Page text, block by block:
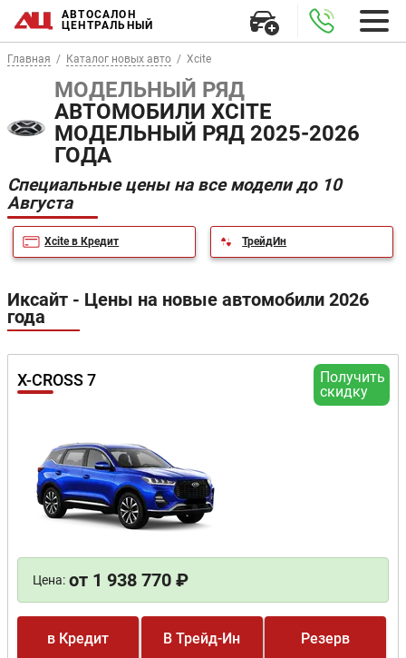
АВТОСАЛОН
ЦЕНТРАЛЬНЫЙ
Главная Каталог новых авто Xcite
МОДЕЛЬНЫЙ РЯД
АВТОМОБИЛИ XCITE
МОДЕЛЬНЫЙ РЯД 2025-2026
ГОДА
Специальные цены на все модели до 10
Августа
Xcite в Кредит ТрейдИн
Иксайт - Цены на новые автомобили 2026
года
Получить
скидку
X-CROSS 7
Цена: от 1 938 770 ₽
в Кредит В Трейд-Ин Резерв